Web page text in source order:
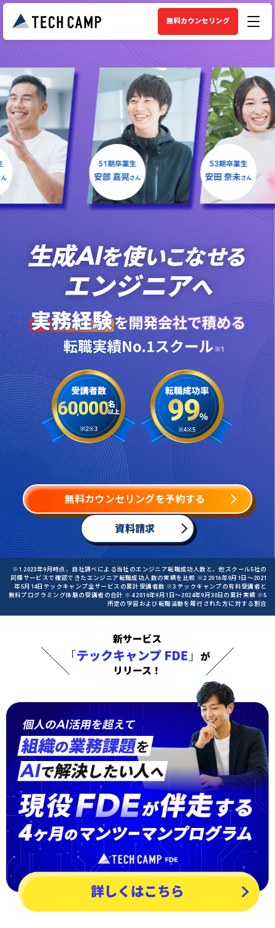
無料カウンセリング
無料カウンセリングを予約する
資料請求
※1 2023年9月時点、自社調べによる当社のエンジニア転職成功人数と、他スクール5社の
同種サービスで確認できたエンジニア転職成功人数の実績を比較 ※2 2016年9月1日〜2021
年5月14日テックキャンプ全サービスの累計受講者数 ※3 テックキャンプの有料受講者と
無料プログラミング体験の受講者の合計 ※4 2016年9月1日〜2024年9月30日の累計実績 ※5
所定の学習および転職活動を履行された方に対する割合